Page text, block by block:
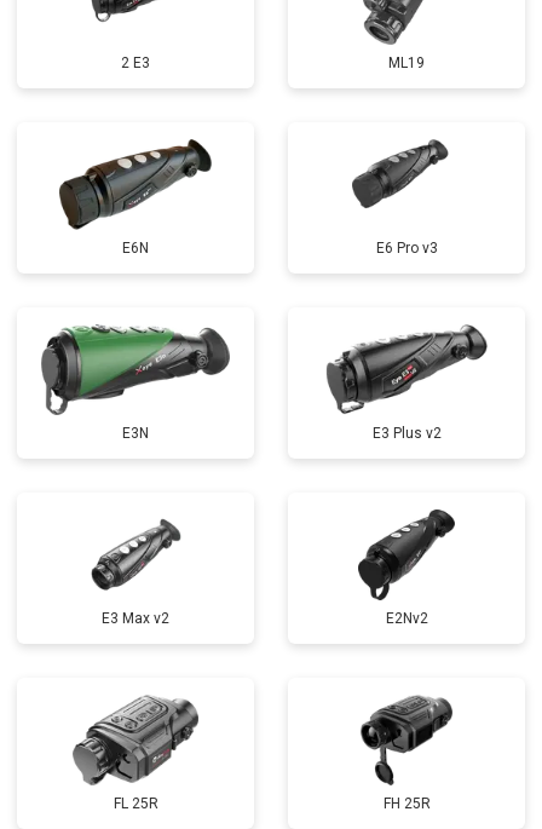
2 E3 ML19
E6N E6 Pro v3
E3N E3 Plus v2
E3 Max v2 E2Nv2
FL 25R FH 25R